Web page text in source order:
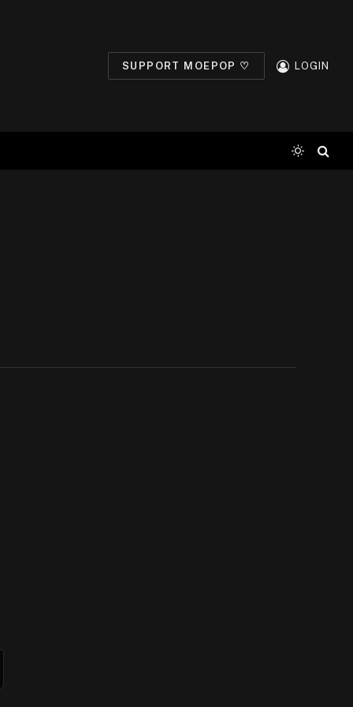
SUPPORT MOEPOP ♡ LOGIN